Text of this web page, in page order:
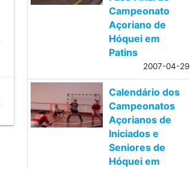
Campeonato
Açoriano de
Hóquei em
Patins
2007-04-29
Calendário dos
Campeonatos
Açorianos de
Iniciados e
Seniores de
Hóquei em